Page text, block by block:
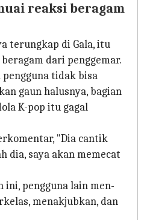
reaksi beragam
terungkap di Gala, itu
dari penggemar.
tidak bisa
gaun halusnya, bagian
K-pop itu gagal
"Dia cantik
dia, saya akan memecat
ini, pengguna lain men-
menakjubkan, dan